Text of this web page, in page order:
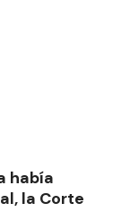
había
la Corte